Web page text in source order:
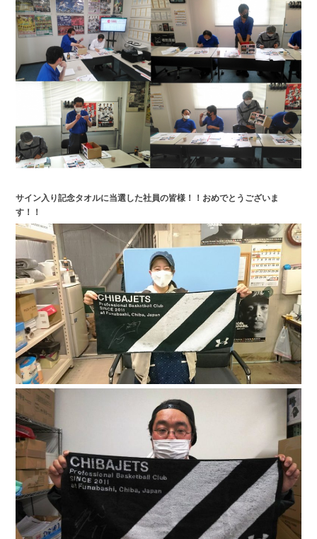
サイン入り記念タオルに当選した社員の皆様！！おめでとうございま
す！！